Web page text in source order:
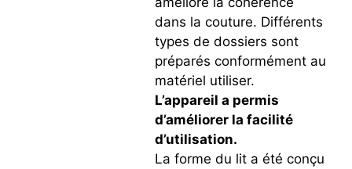
dans la couture. Différents
types de dossiers sont
préparés conformément au
matériel utiliser.
L’appareil a permis
d’améliorer la facilité
d’utilisation.
La forme du lit a été conçu